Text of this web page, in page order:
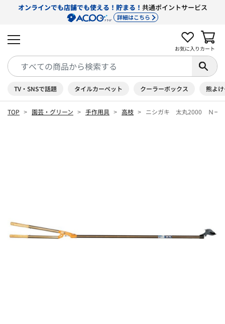
オンラインでも店舗でも使える！貯まる！ 共通ポイントサービス
詳細はこちら
お気に入り カート
TV・SNSで話題 タイルカーペット クーラーボックス 熊よ
TOP 園芸・グリーン 手作用具 高枝 ニシガキ 太丸2000 Ｎー